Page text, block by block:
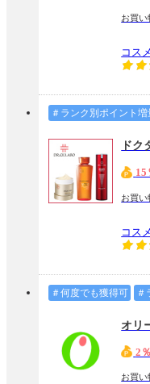
お買い
コス
＃ランク別ポイント増
ドク
15
お買い
コス
＃何度でも獲得可 ＃
オリ
2％
お買い